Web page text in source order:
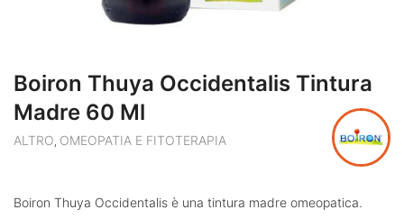
Boiron Thuya Occidentalis Tintura
Madre 60 Ml
ALTRO, OMEOPATIA E FITOTERAPIA
Boiron Thuya Occidentalis è una tintura madre omeopatica.